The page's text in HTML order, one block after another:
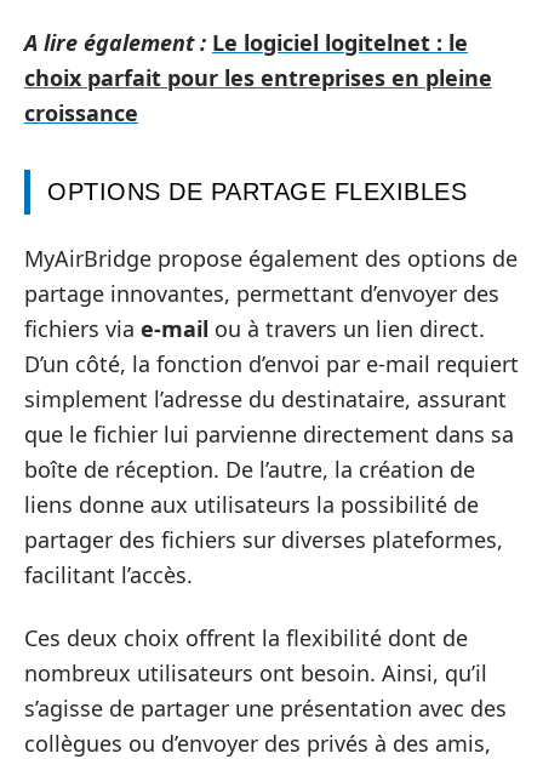
A lire également : Le logiciel logitelnet : le
choix parfait pour les entreprises en pleine
croissance
OPTIONS DE PARTAGE FLEXIBLES
MyAirBridge propose également des options de
partage innovantes, permettant d’envoyer des
fichiers via e-mail ou à travers un lien direct.
D’un côté, la fonction d’envoi par e-mail requiert
simplement l’adresse du destinataire, assurant
que le fichier lui parvienne directement dans sa
boîte de réception. De l’autre, la création de
liens donne aux utilisateurs la possibilité de
partager des fichiers sur diverses plateformes,
facilitant l’accès.
Ces deux choix offrent la flexibilité dont de
nombreux utilisateurs ont besoin. Ainsi, qu’il
s’agisse de partager une présentation avec des
collègues ou d’envoyer des privés à des amis,